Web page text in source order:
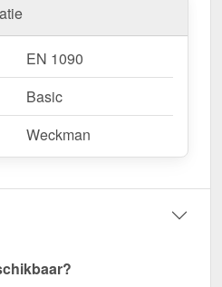
EN 1090
Basic
Weckman